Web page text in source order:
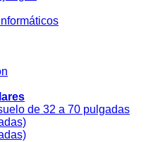
de 32 a 70 pulgadas